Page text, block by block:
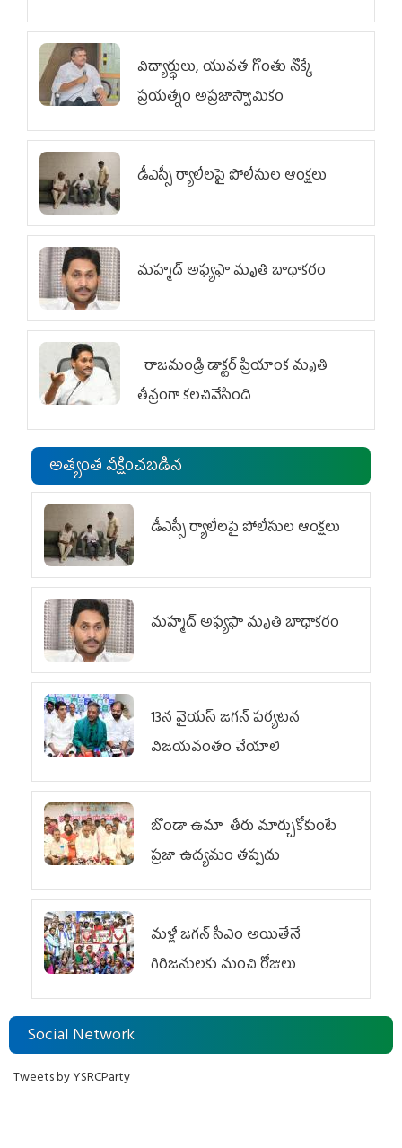
విద్యార్థులు, యువత గొంతు నొక్కే
ప్రయత్నం అప్రజాస్వామికం
డీఎస్సీ ర్యాలీలపై పోలీసుల ఆంక్షలు
మహ్మద్‌ అఫ్యఫా మృతి బాధాకరం
రాజమండ్రి డాక్టర్‌ ప్రియాంక మృతి
తీవ్రంగా కలచివేసింది
అత్యంత వీక్షించబడిన
డీఎస్సీ ర్యాలీలపై పోలీసుల ఆంక్షలు
మహ్మద్‌ అఫ్యఫా మృతి బాధాకరం
13న వైయస్‌ జగన్‌ పర్యటన
విజయవంతం చేయాలి
బొండా ఉమా తీరు మార్చుకోకుంటే
ప్రజా ఉద్యమం తప్పదు
మళ్లీ జగన్ సీఎం అయితేనే
గిరిజనులకు మంచి రోజులు
Social Network
Tweets by YSRCParty